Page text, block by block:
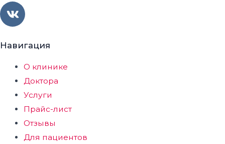
V
k
Навигация
О клинике
Доктора
Услуги
Прайс-лист
Отзывы
Для пациентов